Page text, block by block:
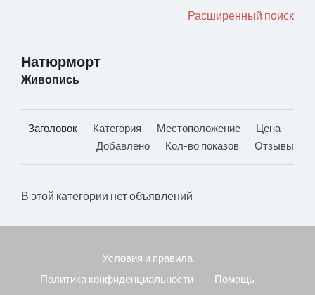
Расширенный поиск
Натюрморт
Живопись
Заголовок Категория Местоположение
Цена
Добавлено
Кол-во показов Отзывы
В этой категории нет объявлений
Условия и правила
Политика конфиденциальности
Помощь